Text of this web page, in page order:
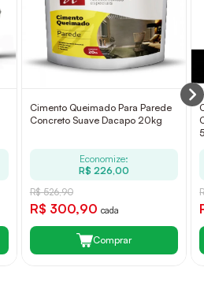
Cimento Queimado Para Parede
Concreto Suave Dacapo 20kg
Economize:
R$ 226,00
R$ 526,90
R$ 300,90 cada
Comprar